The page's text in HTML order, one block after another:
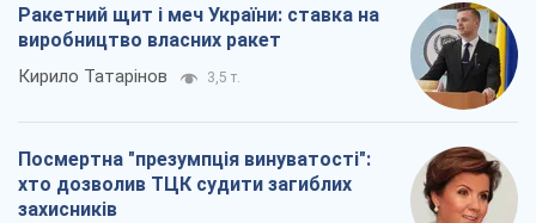
Ракетний щит і меч України: ставка на
виробництво власних ракет
Кирило Татарінов 3,5 т.
Посмертна "презумпція винуватості":
хто дозволив ТЦК судити загиблих
захисників